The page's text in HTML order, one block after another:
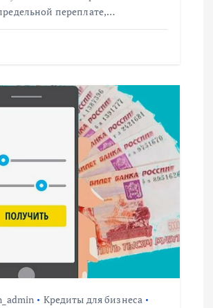
переплате,…
Кредиты для бизнеса